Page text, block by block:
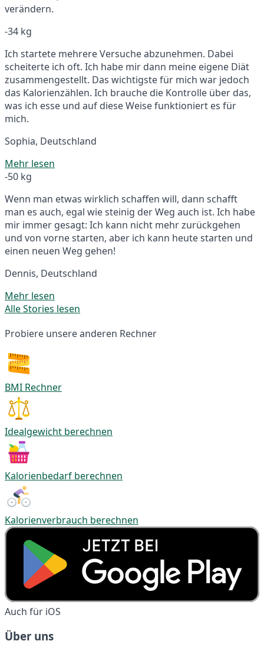
verändern.
-34 kg
Ich startete mehrere Versuche abzunehmen. Dabei
scheiterte ich oft. Ich habe mir dann meine eigene Diät
zusammengestellt. Das wichtigste für mich war jedoch
das Kalorienzählen. Ich brauche die Kontrolle über das,
was ich esse und auf diese Weise funktioniert es für
mich.
Sophia, Deutschland
Mehr lesen
-50 kg
Wenn man etwas wirklich schaffen will, dann schafft
man es auch, egal wie steinig der Weg auch ist. Ich habe
mir immer gesagt: Ich kann nicht mehr zurückgehen
und von vorne starten, aber ich kann heute starten und
einen neuen Weg gehen!
Dennis, Deutschland
Mehr lesen
Alle Stories lesen
Probiere unsere anderen Rechner
BMI Rechner
Idealgewicht berechnen
Kalorienbedarf berechnen
Kalorienverbrauch berechnen
Auch für iOS
Über uns